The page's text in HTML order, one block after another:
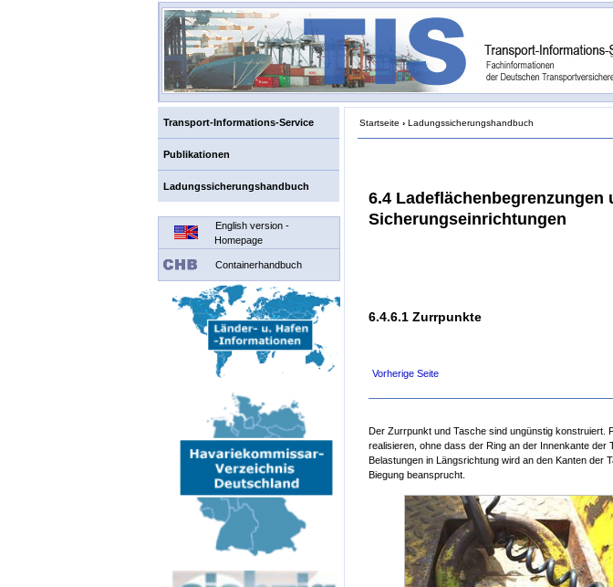
Transport-Informations-Service
Publikationen
Ladungssicherungshandbuch
English version -
Homepage
Containerhandbuch
Startseite › Ladungssicherungshandbuch
6.4 Ladeflächenbegrenzungen
Sicherungseinrichtungen
6.4.6.1 Zurrpunkte
Vorherige Seite
Der Zurrpunkt und Tasche sind ungünstig konstruiert.
realisieren, ohne dass der Ring an der Innenkante der
Belastungen in Längsrichtung wird an den Kanten der
Biegung beansprucht.